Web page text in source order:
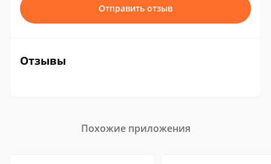
Отправить отзыв
Отзывы
Похожие приложения